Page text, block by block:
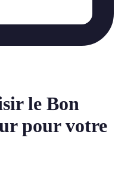
le Bon
pour votre